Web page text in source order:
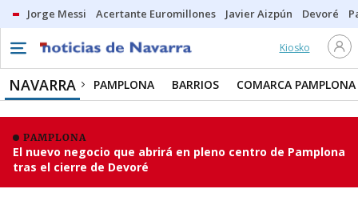
Jorge Messi Acertante Euromillones Javier Aizpún Devoré
Kiosko
NAVARRA PAMPLONA BARRIOS COMARCA PAMPLONA
PAMPLONA
El nuevo negocio que abrirá en pleno centro de Pamplona
tras el cierre de Devoré